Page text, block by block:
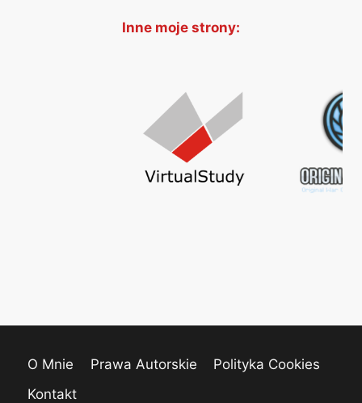
Inne moje strony:
O Mnie Prawa Autorskie
Polityka Cookies
Kontakt